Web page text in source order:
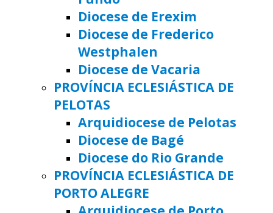
Diocese de Erexim
Diocese de Frederico
Westphalen
Diocese de Vacaria
PROVÍNCIA ECLESIÁSTICA DE
PELOTAS
Arquidiocese de Pelotas
Diocese de Bagé
Diocese do Rio Grande
PROVÍNCIA ECLESIÁSTICA DE
PORTO ALEGRE